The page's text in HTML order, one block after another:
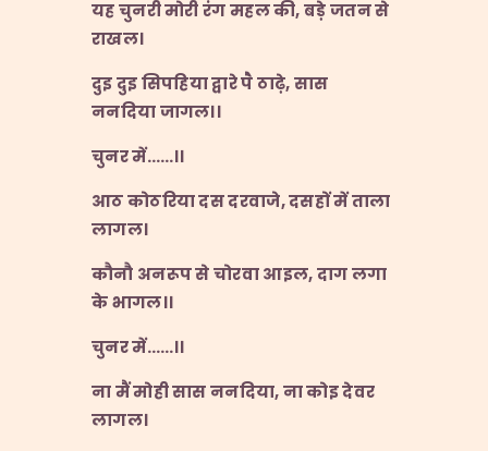
यह चुनरी मोरी रंग महल की,बड़े जतन से
राखल।
दुइ दुइ सिपहिया द्वारे पै ठाढ़े,सास
ननदिया जागल।।
चुनर में……।।
आठ कोठरिया दस दरवाजे,दसहों में ताला
लागल।
कौनौ अनरूप से चोरवा आइल,दाग लगा
के भागल।।
चुनर में……।।
ना मैं मोही सास ननदिया,ना कोइ देवर
लागल।